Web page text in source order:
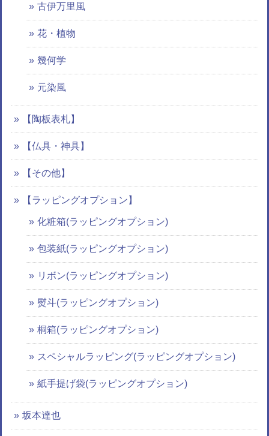
古伊万里風
花・植物
幾何学
元染風
【陶板表札】
【仏具・神具】
【その他】
【ラッピングオプション】
化粧箱(ラッピングオプション)
包装紙(ラッピングオプション)
リボン(ラッピングオプション)
熨斗(ラッピングオプション)
桐箱(ラッピングオプション)
スペシャルラッピング(ラッピングオプション)
紙手提げ袋(ラッピングオプション)
坂本達也